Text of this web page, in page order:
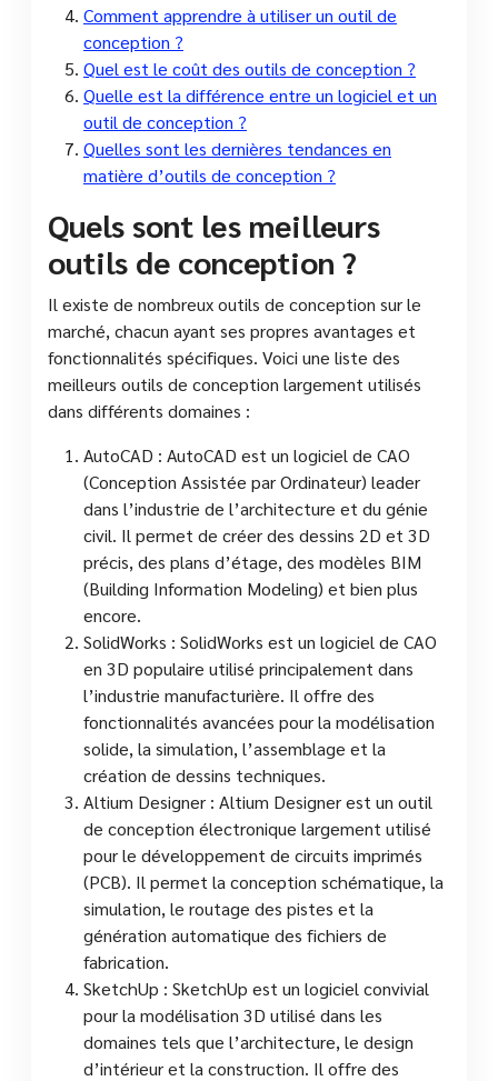
Comment apprendre à utiliser un outil de
conception ?
Quel est le coût des outils de conception ?
Quelle est la différence entre un logiciel et un
outil de conception ?
Quelles sont les dernières tendances en
matière d’outils de conception ?
Quels sont les meilleurs
outils de conception ?
Il existe de nombreux outils de conception sur le
marché, chacun ayant ses propres avantages et
fonctionnalités spécifiques. Voici une liste des
meilleurs outils de conception largement utilisés
dans différents domaines :
AutoCAD : AutoCAD est un logiciel de CAO
(Conception Assistée par Ordinateur) leader
dans l’industrie de l’architecture et du génie
civil. Il permet de créer des dessins 2D et 3D
précis, des plans d’étage, des modèles BIM
(Building Information Modeling) et bien plus
encore.
SolidWorks : SolidWorks est un logiciel de CAO
en 3D populaire utilisé principalement dans
l’industrie manufacturière. Il offre des
fonctionnalités avancées pour la modélisation
solide, la simulation, l’assemblage et la
création de dessins techniques.
Altium Designer : Altium Designer est un outil
de conception électronique largement utilisé
pour le développement de circuits imprimés
(PCB). Il permet la conception schématique, la
simulation, le routage des pistes et la
génération automatique des fichiers de
fabrication.
SketchUp : SketchUp est un logiciel convivial
pour la modélisation 3D utilisé dans les
domaines tels que l’architecture, le design
d’intérieur et la construction. Il offre des